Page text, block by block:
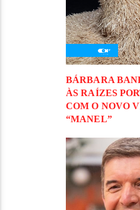
BÁRBARA
ÀS RAÍZES
COM O NOVO
“MANEL”